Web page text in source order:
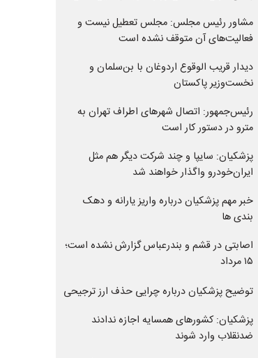
مشاور رئیس مجلس: مجلس تعطیل نیست و
فعالیت‌های آن متوقف نشده است
دیدار قریب الوقوع اردوغان با بن‌سلمان و
نخست‌وزیر پاکستان
رئیس‌جمهور: اتصال شهرهای اطراف تهران به
مترو در دستور کار است
پزشکیان: سایپا و چند شرکت دیگر هم مثل
ایران‌خودرو واگذار خواهند شد
خبر مهم پزشکیان درباره واریز یارانه و دهک
بندی ها
اصابتی در قشم و بندرعباس گزارش نشده است؛
۱۵ مرداد
توضیح پزشکیان درباره چرایی حذف ارز ترجیحی
پزشکیان: کشورهای همسایه اجازه ندادند
ضدنقلاب وارد شوند